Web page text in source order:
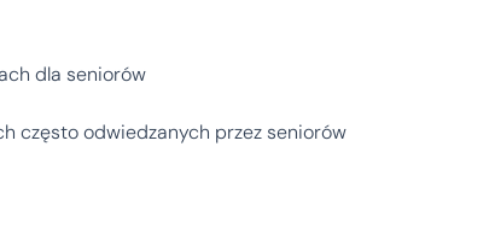
dla seniorów
często odwiedzanych przez seniorów